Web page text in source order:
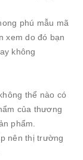
phú mẫu mã
xem do đó bạn
không
thể nào có
của thương
phẩm.
nên thị trường